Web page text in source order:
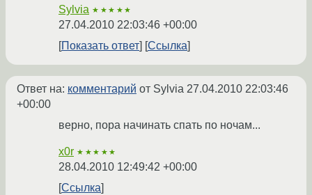
Sylvia ★★★★★
27.04.2010 22:03:46 +00:00
Показать ответ
Ссылка
Ответ на: комментарий от Sylvia 27.04.2010 22:03:46
+00:00
верно, пора начинать спать по ночам...
x0r ★★★★★
28.04.2010 12:49:42 +00:00
Ссылка